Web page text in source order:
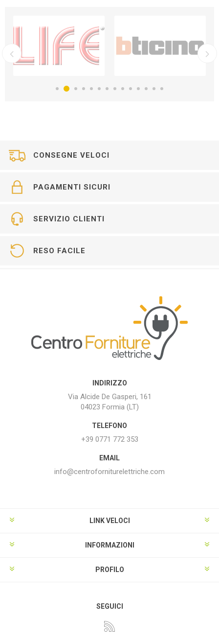
CONSEGNE VELOCI
PAGAMENTI SICURI
SERVIZIO CLIENTI
RESO FACILE
INDIRIZZO
Via Alcide De Gasperi, 161
04023 Formia (LT)
TELEFONO
+39 0771 772 353
EMAIL
info@centroforniturelettriche.com
LINK VELOCI
INFORMAZIONI
PROFILO
SEGUICI